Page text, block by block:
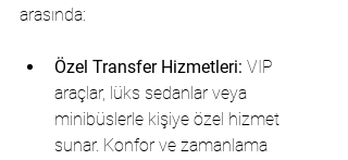
arasında:
Özel Transfer Hizmetleri: VIP
araçlar, lüks sedanlar veya
minibüslerle kişiye özel hizmet
sunar. Konfor ve zamanlama